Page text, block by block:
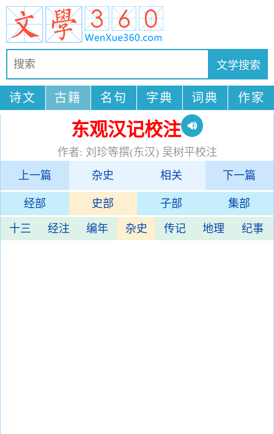
诗文 古籍 名句 字典 词典 作家
东观汉记校注
作者: 刘珍等撰(东汉) 吴树平校注
上一篇
杂史 相关 下一篇
经部 史部 子部 集部
十三 经注 编年 杂史 传记 地理 纪事